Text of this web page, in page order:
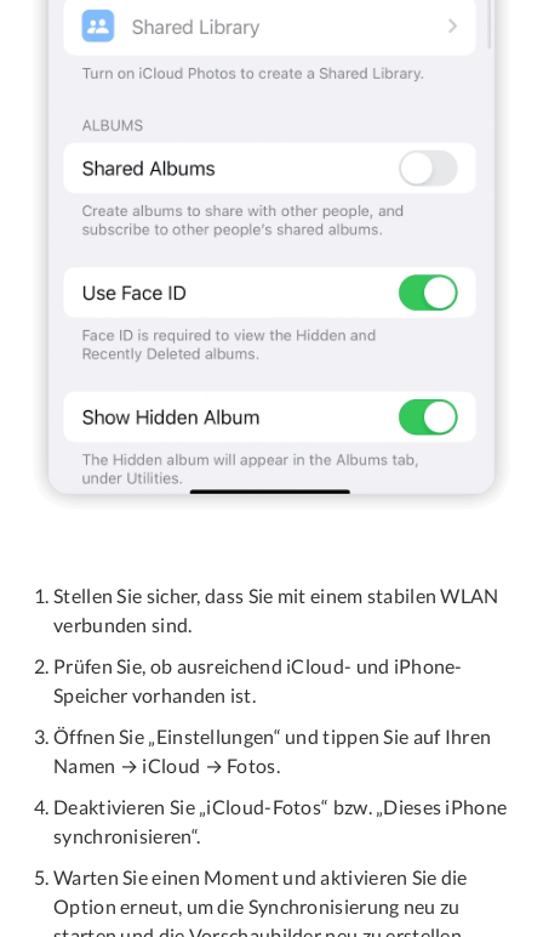
Stellen Sie sicher, dass Sie mit einem stabilen WLAN
verbunden sind.
Prüfen Sie, ob ausreichend iCloud- und iPhone-
Speicher vorhanden ist.
Öffnen Sie „Einstellungen“ und tippen Sie auf Ihren
Namen → iCloud → Fotos.
Deaktivieren Sie „iCloud-Fotos“ bzw. „Dieses iPhone
synchronisieren“.
Warten Sie einen Moment und aktivieren Sie die
Option erneut, um die Synchronisierung neu zu